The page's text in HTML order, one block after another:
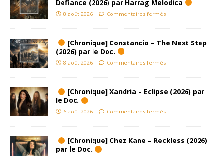
Defiance (2026) par Harrag Melodica
8 août 2026 Commentaires fermés
[Chronique] Constancia – The Next Step
(2026) par le Doc.
8 août 2026 Commentaires fermés
[Chronique] Xandria – Eclipse (2026) par
le Doc.
6 août 2026 Commentaires fermés
[Chronique] Chez Kane – Reckless (2026)
par le Doc.